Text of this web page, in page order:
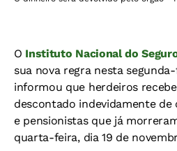
O Instituto Nacional do
sua nova regra nesta segunda-
informou que herdeiros
descontado indevidamente de
e pensionistas que já
quarta-feira, dia 19 de